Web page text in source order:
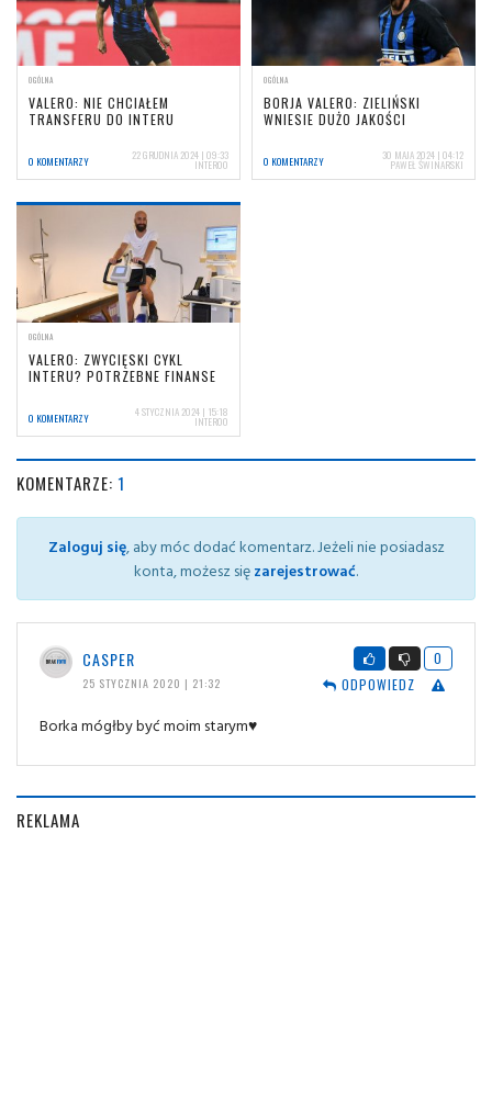
OGÓLNA
VALERO: NIE CHCIAŁEM
TRANSFERU DO INTERU
0 KOMENTARZY 22 GRUDNIA 2024 | 09:33
INTER00
OGÓLNA
BORJA VALERO: ZIELIŃSKI
WNIESIE DUŻO JAKOŚCI
0 KOMENTARZY 30 MAJA 2024 | 04:12
PAWEŁ ŚWINARSKI
OGÓLNA
VALERO: ZWYCIĘSKI CYKL
INTERU? POTRZEBNE FINANSE
0 KOMENTARZY 4 STYCZNIA 2024 | 15:18
INTER00
KOMENTARZE: 1
Zaloguj się, aby móc dodać komentarz. Jeżeli nie posiadasz
konta, możesz sięzarejestrować.
CASPER
25 STYCZNIA 2020 | 21:32
0
ODPOWIEDZ
Borka mógłby być moim starym♥️
REKLAMA